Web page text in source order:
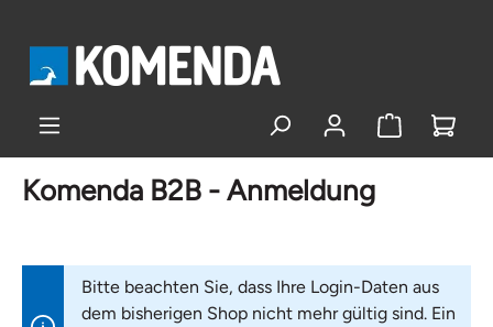
Komenda B2B - Anmeldung
Bitte beachten Sie, dass Ihre Login-Daten aus
dem bisherigen Shop nicht mehr gültig sind. Ein